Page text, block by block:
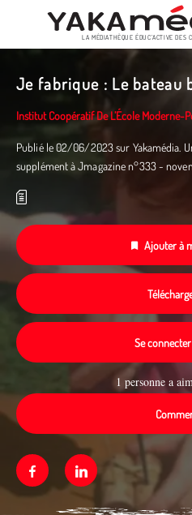
principal
LA MÉDIATHÈQUE ÉDUC’ACTIVE DES
Je fabrique : Le bateau
Institut Coopératif De L’École Moderne-
Publié le 02/06/2023 sur Yakamédia.
supplément à Jmagazine n°333 -
Ajouter à
Se
1 personne a
FacebookLinkedin